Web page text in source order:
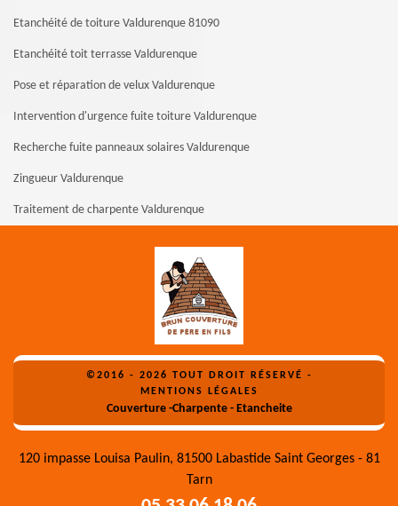
Etanchéité de toiture Valdurenque 81090
Etanchéité toit terrasse Valdurenque
Pose et réparation de velux Valdurenque
Intervention d'urgence fuite toiture Valdurenque
Recherche fuite panneaux solaires Valdurenque
Zingueur Valdurenque
Traitement de charpente Valdurenque
©2016 - 2026 TOUT DROIT RÉSERVÉ -
MENTIONS LÉGALES
Couverture -Charpente - Etancheite
120 impasse Louisa Paulin, 81500 Labastide Saint Georges - 81
Tarn